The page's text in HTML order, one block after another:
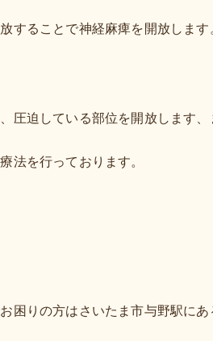
することで神経麻痺を開放します。
圧迫している部位を開放します
法を行っております。
困りの方はさいたま市与野駅に